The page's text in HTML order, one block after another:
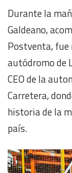
Durante la
Galdeano,
Postventa, fue
autódromo de
CEO de la
Carretera,
historia de la
país.